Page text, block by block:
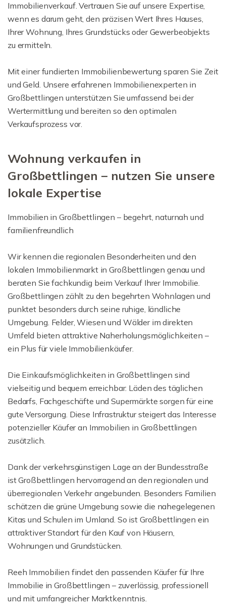
Immobilienverkauf. Vertrauen Sie auf unsere Expertise,
wenn es darum geht, den präzisen Wert Ihres Hauses,
Ihrer Wohnung, Ihres Grundstücks oder Gewerbeobjekts
zu ermitteln.
Mit einer fundierten Immobilienbewertung sparen Sie Zeit
und Geld. Unsere erfahrenen Immobilienexperten in
Großbettlingen unterstützen Sie umfassend bei der
Wertermittlung und bereiten so den optimalen
Verkaufsprozess vor.
Wohnung verkaufen in
Großbettlingen – nutzen Sie unsere
lokale Expertise
Immobilien in Großbettlingen – begehrt, naturnah und
familienfreundlich
Wir kennen die regionalen Besonderheiten und den
lokalen Immobilienmarkt in Großbettlingen genau und
beraten Sie fachkundig beim Verkauf Ihrer Immobilie.
Großbettlingen zählt zu den begehrten Wohnlagen und
punktet besonders durch seine ruhige, ländliche
Umgebung. Felder, Wiesen und Wälder im direkten
Umfeld bieten attraktive Naherholungsmöglichkeiten –
ein Plus für viele Immobilienkäufer.
Die Einkaufsmöglichkeiten in Großbettlingen sind
vielseitig und bequem erreichbar: Läden des täglichen
Bedarfs, Fachgeschäfte und Supermärkte sorgen für eine
gute Versorgung. Diese Infrastruktur steigert das Interesse
potenzieller Käufer an Immobilien in Großbettlingen
zusätzlich.
Dank der verkehrsgünstigen Lage an der Bundesstraße
ist Großbettlingen hervorragend an den regionalen und
überregionalen Verkehr angebunden. Besonders Familien
schätzen die grüne Umgebung sowie die nahegelegenen
Kitas und Schulen im Umland. So ist Großbettlingen ein
attraktiver Standort für den Kauf von Häusern,
Wohnungen und Grundstücken.
Reeh Immobilien findet den passenden Käufer für Ihre
Immobilie in Großbettlingen – zuverlässig, professionell
und mit umfangreicher Marktkenntnis.